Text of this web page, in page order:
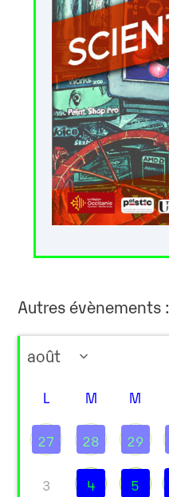
Autres évènements :
L M M
27 28 29
3 4 5